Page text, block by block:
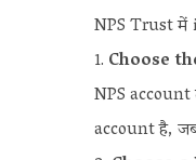
NPS Trust में
Choose
NPS
account है,